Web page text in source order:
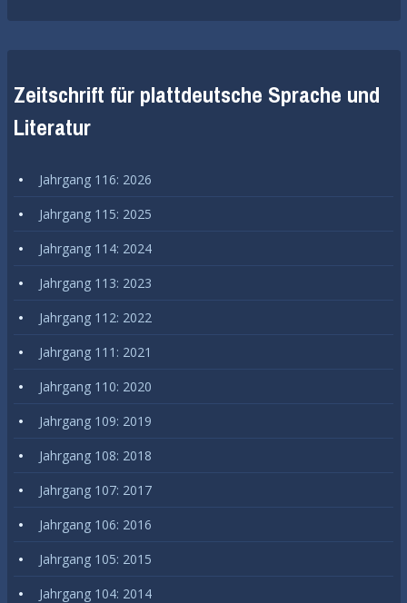
Zeitschrift für plattdeutsche Sprache und
Literatur
Jahrgang 116: 2026
Jahrgang 115: 2025
Jahrgang 114: 2024
Jahrgang 113: 2023
Jahrgang 112: 2022
Jahrgang 111: 2021
Jahrgang 110: 2020
Jahrgang 109: 2019
Jahrgang 108: 2018
Jahrgang 107: 2017
Jahrgang 106: 2016
Jahrgang 105: 2015
Jahrgang 104: 2014